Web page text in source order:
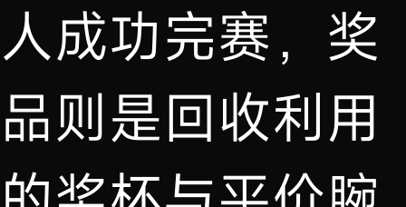
人成功完赛，奖
品则是回收利用